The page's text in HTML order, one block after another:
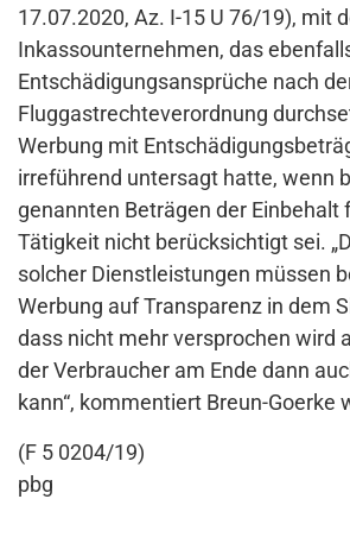
17.07.2020, Az. I-15 U 76/19), mit
Inkassounternehmen, das
Entschädigungsansprüche nach
Fluggastrechteverordnung
Werbung mit
irreführend untersagt hatte, wenn
genannten Beträgen der Einbehalt
Tätigkeit nicht berücksichtigt sei.
solcher Dienstleistungen müssen
Werbung auf Transparenz in dem
dass nicht mehr versprochen wird
der Verbraucher am Ende dann
kann“, kommentiert Breun-Goerke
(F 5 0204/19)
pbg